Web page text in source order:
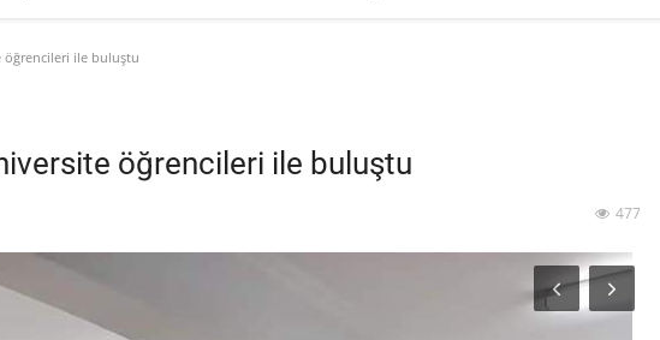
öğrencileri ile buluştu
öğrencileri ile buluştu
477